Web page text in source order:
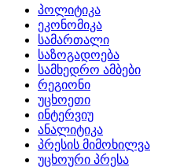
პოლიტიკა
ეკონომიკა
სამართალი
საზოგადოება
სამხედრო ამბები
რეგიონი
უცხოეთი
ინტერვიუ
ანალიტიკა
პრესის მიმოხილვა
უცხოური პრესა